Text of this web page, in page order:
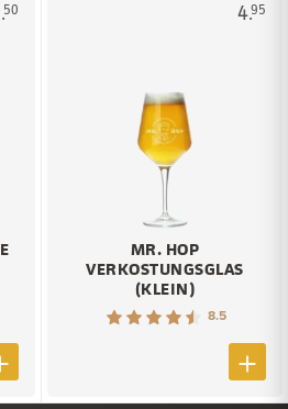
50 4.95
MR. HOP
VERKOSTUNGSGLAS
(KLEIN)
8.5